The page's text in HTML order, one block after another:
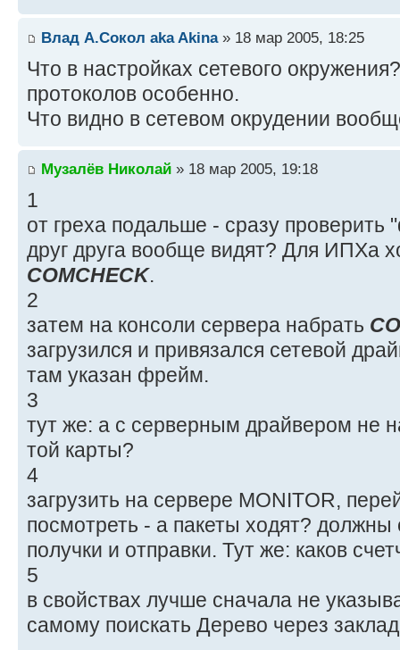
Влад А.Сокол aka Akina» 18 мар 2005, 18:25
Что в настройках сетевого
протоколов особенно.
Что видно в сетевом окрудении
Музалёв Николай » 18 мар 2005, 19:18
1
от греха подальше - сразу
друг друга вообще видят? Для ИПХа
COMCHECK.
2
затем на консоли сервера набрать
загрузился и привязался сетевой
там указан фрейм.
3
тут же: а с серверным драйвером не
той карты?
4
загрузить на сервере MONITOR,
посмотреть - а пакеты ходят? должны
получки и отправки. Тут же: каков
5
в свойствах лучше сначала не
самому поискать Дерево через